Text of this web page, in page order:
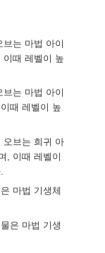
는 마법 아이
이때 레벨이 높
는 마법 아이
때 레벨이 높
오브는 희귀 아
, 이때 레벨이
마법 기생체
은 마법 기생